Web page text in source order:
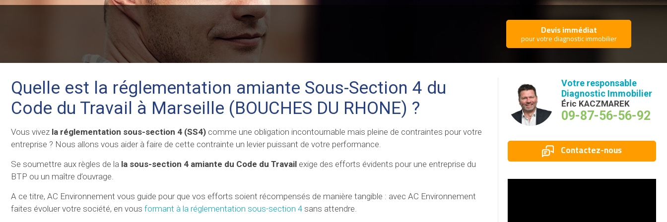
Devis immédiat
pour votre diagnostic immobilier
Quelle est la réglementation amiante Sous-Section 4 du
Code du Travail à Marseille (BOUCHES DU RHONE) ?
Vous vivez la réglementation sous-section 4 (SS4) comme une obligation incontournable mais pleine de contraintes pour votre
entreprise ? Nous allons vous aider à faire de cette contrainte un levier puissant de votre performance.
Se soumettre aux règles de la la sous-section 4 amiante du Code du Travail exige des efforts évidents pour une entreprise du
BTP ou un maître d’ouvrage.
A ce titre, AC Environnement vous guide pour que vos efforts soient récompensés de manière tangible : avec AC Environnement
faites évoluer votre société, en vous formant à la réglementation sous-section 4 sans attendre.
Votre responsable
Diagnostic Immobilier
Éric KACZMAREK
09-87-56-56-92
Contactez-nous